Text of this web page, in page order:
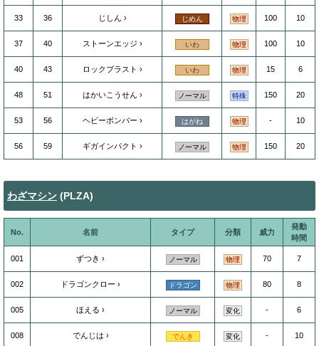
33 36 じしん じめん 物理 100 10
37 40 ストーンエッジ いわ 物理 100 10
40 43 ロックブラスト いわ 物理 15 6
48 51 はかいこうせん ノーマル 特殊 150 20
53 56 ヘビーボンバー はがね 物理 - 10
56 59 ギガインパクト ノーマル 物理 150 20
わざマシン (PLZA)
No. 名前 タイプ 分類 威力
発動
時間
001 ずつき ノーマル 物理 70 7
002 ドラゴンクロー ドラゴン 物理 80 8
005 ほえる ノーマル 変化 - 6
008 でんじは でんき 変化 - 10